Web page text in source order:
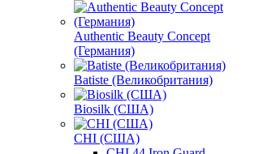
Authentic Beauty Concept
(Германия)
Batiste (Великобритания)
Biosilk (США)
CHI (США)